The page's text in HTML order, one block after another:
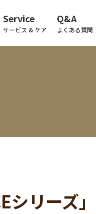
Service
サービス & ケア
Q&A
よくある質問
シリーズ